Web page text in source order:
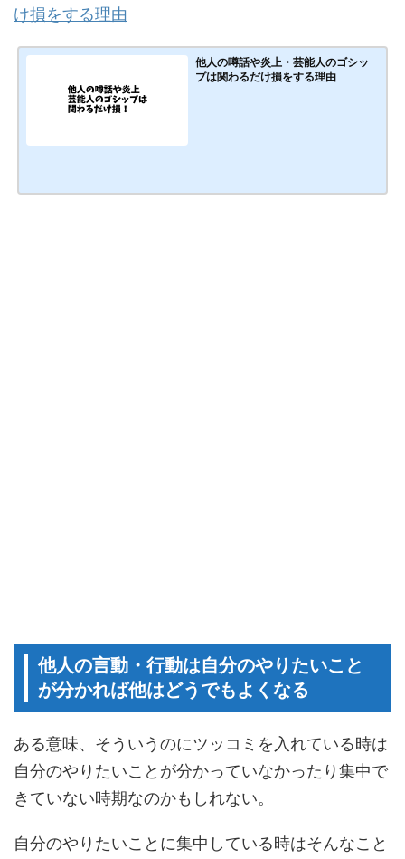
け損をする理由
他人の噂話や炎上・芸能人のゴシッ
プは関わるだけ損をする理由
他人の言動・行動は自分のやりたいこと
が分かれば他はどうでもよくなる
ある意味、そういうのにツッコミを入れている時は
自分のやりたいことが分かっていなかったり集中で
きていない時期なのかもしれない。
自分のやりたいことに集中している時はそんなこと